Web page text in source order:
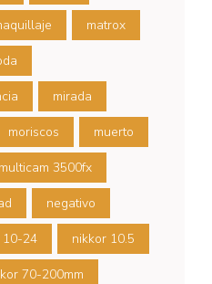
matrox
mirada
moriscos muerto
multicam 3500fx
negativo
10-24 nikkor 10.5
70-200mm